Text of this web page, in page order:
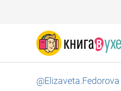
@Elizaveta.Fedorova